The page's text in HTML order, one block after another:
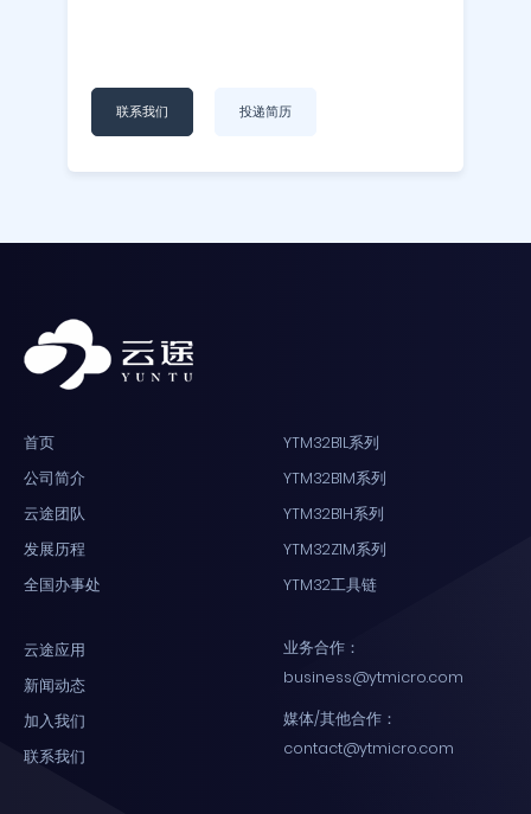
联系我们 投递简历
首页
公司简介
云途团队
发展历程
全国办事处
YTM32B1L系列
YTM32B1M系列
YTM32B1H系列
YTM32Z1M系列
YTM32工具链
云途应用
新闻动态
加入我们
联系我们
业务合作：
business@ytmicro.com
媒体/其他合作：
contact@ytmicro.com